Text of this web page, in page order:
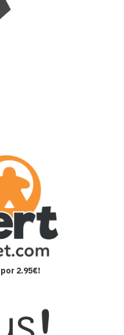
por 2.95€!